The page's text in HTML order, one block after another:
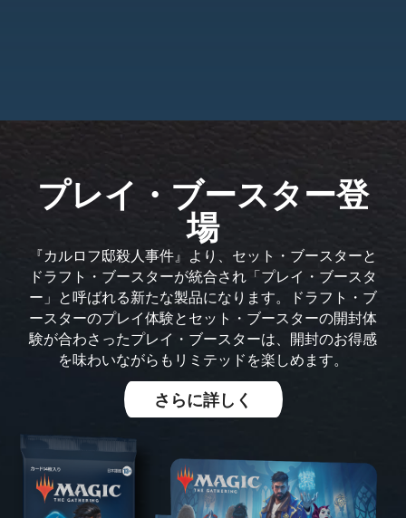
プレイ・ブースター登
場
『カルロフ邸殺人事件』より、セット・ブースターと
ドラフト・ブースターが統合され「プレイ・ブースタ
ー」と呼ばれる新たな製品になります。ドラフト・ブ
ースターのプレイ体験とセット・ブースターの開封体
験が合わさったプレイ・ブースターは、開封のお得感
を味わいながらもリミテッドを楽しめます。
さらに詳しく